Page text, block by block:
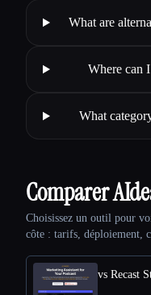
What are
Where can
What
Comparer
Choisissez un outil pour
côte : tarifs, déploiement,